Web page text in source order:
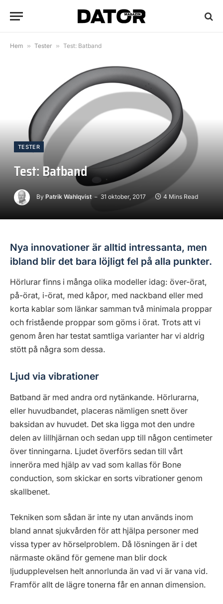
Hem » Tester » Test: Batband
TESTER
Test: Batband
By Patrik Wahlqvist 31 oktober, 2017 4 Mins Read
Nya innovationer är alltid intressanta, men
ibland blir det bara löjligt fel på alla punkter.
Hörlurar finns i många olika modeller idag: över-örat,
på-örat, i-örat, med kåpor, med nackband eller med
korta kablar som länkar samman två minimala proppar
och fristående proppar som göms i örat. Trots att vi
genom åren har testat samtliga varianter har vi aldrig
stött på några som dessa.
Ljud via vibrationer
Batband är med andra ord nytänkande. Hörlurarna,
eller huvudbandet, placeras nämligen snett över
baksidan av huvudet. Det ska ligga mot den undre
delen av lillhjärnan och sedan upp till någon centimeter
över tinningarna. Ljudet överförs sedan till vårt
inneröra med hjälp av vad som kallas för Bone
conduction, som skickar en sorts vibrationer genom
skallbenet.
Tekniken som sådan är inte ny utan används inom
bland annat sjukvården för att hjälpa personer med
vissa typer av hörselproblem. Då lösningen är i det
närmaste okänd för gemene man blir dock
ljudupplevelsen helt annorlunda än vad vi är vana vid.
Framför allt de lägre tonerna får en annan dimension.